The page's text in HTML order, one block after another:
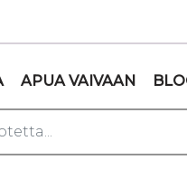
APUA VAIVAAN